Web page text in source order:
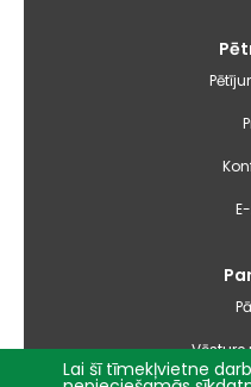
Vēsture
Lai šī tīmekļvietne